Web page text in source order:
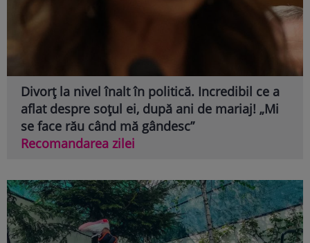
Divorț la nivel înalt în politică. Incredibil ce a
aflat despre soțul ei, după ani de mariaj! „Mi
se face rău când mă gândesc”
Recomandarea zilei